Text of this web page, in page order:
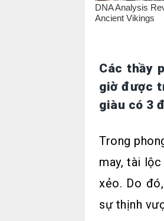
Các thầy
giờ được
giàu có 3
Trong
may, tài
xẻo. Do
sự thịnh